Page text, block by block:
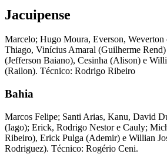
Jacuipense
Marcelo; Hugo Moura, Everson, Weverton
Thiago, Vinícius Amaral (Guilherme
(Jefferson Baiano), Cesinha (Alison) e
(Railon). Técnico: Rodrigo Ribeiro
Bahia
Marcos Felipe; Santi Arias, Kanu, David
(Iago); Erick, Rodrigo Nestor e Cauly;
Ribeiro), Erick Pulga (Ademir) e Willian
Rodriguez). Técnico: Rogério Ceni.